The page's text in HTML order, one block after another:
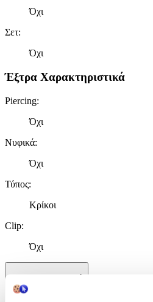
Όχι
Σετ:
Όχι
Έξτρα Χαρακτηριστικά
Piercing:
Όχι
Νυφικά:
Όχι
Τύπος:
Κρίκοι
Clip:
Όχι